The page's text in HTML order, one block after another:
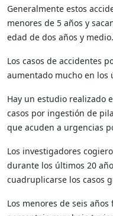
Generalmente estos
menores de 5 años y
edad de dos años y medio.
Los casos de accidentes
aumentado mucho en los
Hay un estudio realizado
casos por ingestión de
que acuden a urgencias
Los investigadores
durante los últimos 20
cuadruplicarse los casos
Los menores de seis